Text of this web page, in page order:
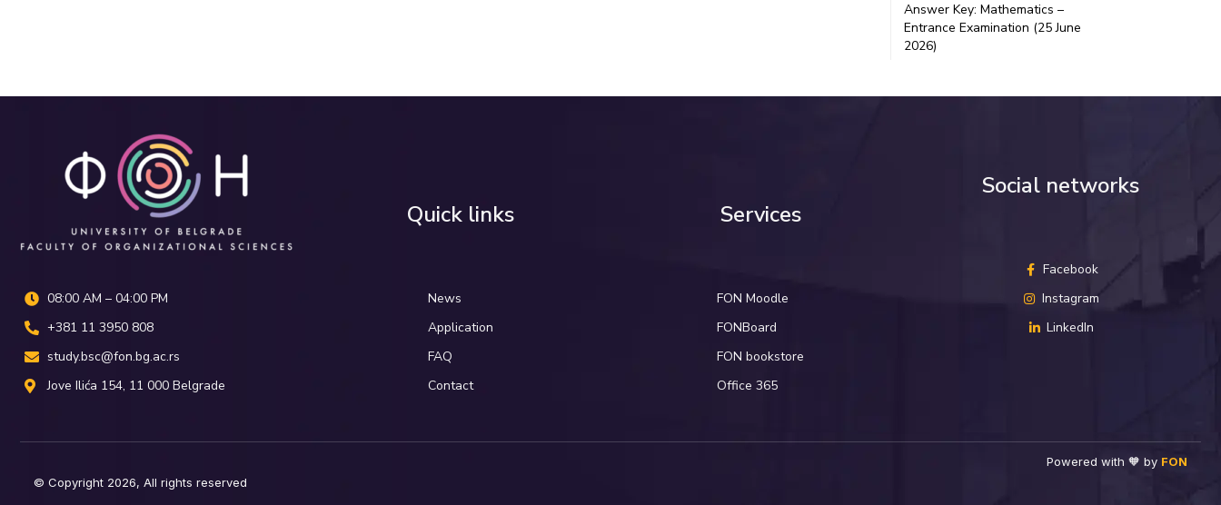
Answer Key: Mathematics –
Entrance Examination (25 June
2026)
08:00 AM – 04:00 PM
+381 11 3950 808
study.bsc@fon.bg.ac.rs
Јove Ilića 154, 11 000 Belgrade
Quick links
News
Application
FAQ
Contact
Services
FON Moodle
FONBoard
FON bookstore
Office 365
Social networks
Facebook
Instagram
LinkedIn
Powered with 🧡 by FON
© Copyright 2026, All rights reserved